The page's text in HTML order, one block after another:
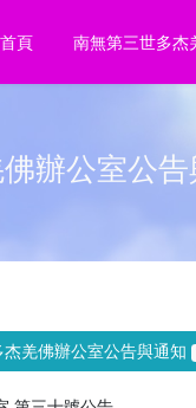
首頁 南無第三世多杰
辦公室公告
羌佛辦公室公告與通知